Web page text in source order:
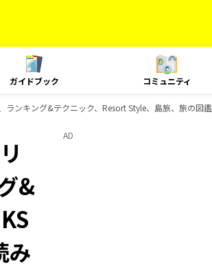
ガイドブック コミュニティ
ンキング&テクニック、Resort Style、島旅、旅の図
&
み
AD